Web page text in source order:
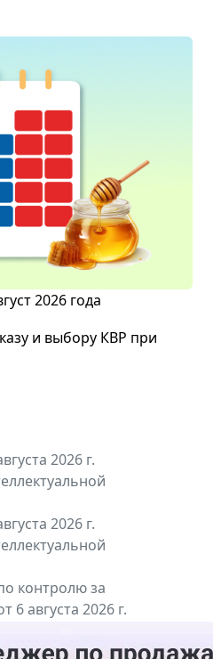
2026 года
и выбору КВР при
2026 г.
2026 г.
контролю за
августа 2026 г.
алкогольной...